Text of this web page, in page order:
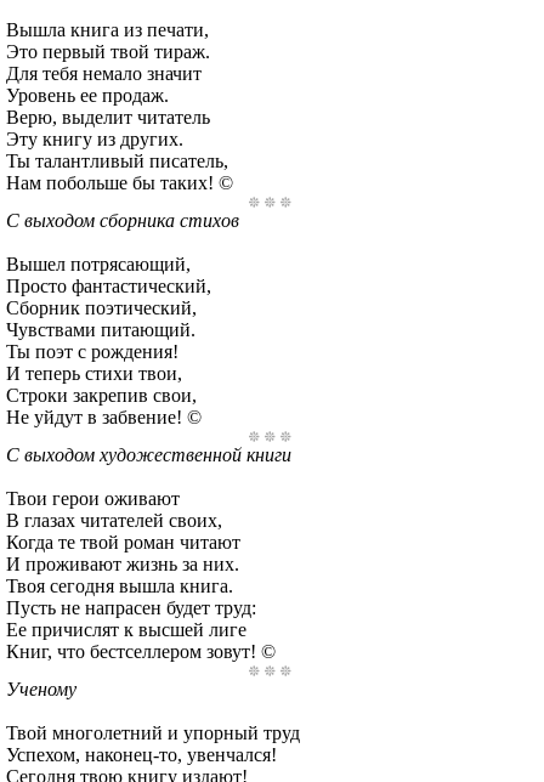
Вышла книга из печати,
Это первый твой тираж.
Для тебя немало значит
Уровень ее продаж.
Верю, выделит читатель
Эту книгу из других.
Ты талантливый писатель,
Нам побольше бы таких! ©
С выходом сборника стихов
Вышел потрясающий,
Просто фантастический,
Сборник поэтический,
Чувствами питающий.
Ты поэт с рождения!
И теперь стихи твои,
Строки закрепив свои,
Не уйдут в забвение! ©
С выходом художественной книги
Твои герои оживают
В глазах читателей своих,
Когда те твой роман читают
И проживают жизнь за них.
Твоя сегодня вышла книга.
Пусть не напрасен будет труд:
Ее причислят к высшей лиге
Книг, что бестселлером зовут! ©
Ученому
Твой многолетний и упорный труд
Успехом, наконец-то, увенчался!
Сегодня твою книгу издают!